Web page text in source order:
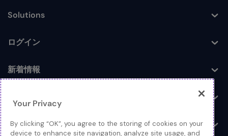
Toggle
Solutions
Toggle
ログイン
Toggle
新着情報
Toggle
Toggle
お問い合わせ
Your Privacy
By clicking “OK”, you agree to the storing of cookies on your
device to enhance site navigation, analyze site usage, and